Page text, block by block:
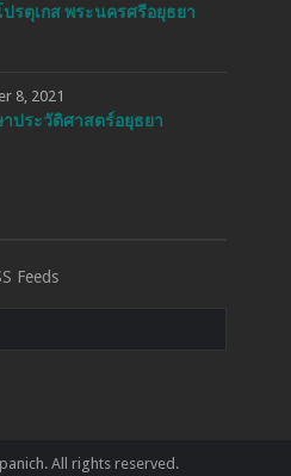
รตุเกส พระนครศรีอยุธยา
8, 2021
ประวัติศาสตร์อยุธยา
Feeds
All rights reserved.